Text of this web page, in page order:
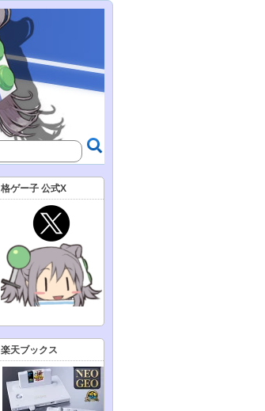
格ゲー子 公式X
楽天ブックス